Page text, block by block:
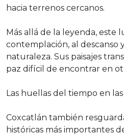
hacia terrenos cercanos.
Más allá de la leyenda, este
contemplación, al descanso
naturaleza. Sus paisajes
paz difícil de encontrar en
Las huellas del tiempo en
Coxcatlán también
históricas más importantes